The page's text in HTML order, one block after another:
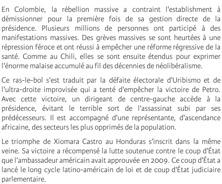
En Colombie, la rébellion massive a contraint l'establishment à
démissionner pour la première fois de sa gestion directe de la
présidence. Plusieurs millions de personnes ont participé à des
manifestations massives. Des grèves massives se sont heurtées à une
répression féroce et ont réussi à empêcher une réforme régressive de la
santé. Comme au Chili, elles se sont ensuite étendus pour exprimer
l'énorme malaise accumulé au fil des décennies de néolibéralisme.
Ce ras-le-bol s'est traduit par la défaite électorale d'Uribismo et de
l'ultra-droite improvisée qui a tenté d'empêcher la victoire de Petro.
Avec cette victoire, un dirigeant de centre-gauche accède à la
présidence, évitant le terrible sort de l'assassinat subi par ses
prédécesseurs. Il est accompagné d'une représentante, d'ascendance
africaine, des secteurs les plus opprimés de la population.
Le triomphe de Xiomara Castro au Honduras s'inscrit dans la même
veine. Sa victoire a récompensé la lutte soutenue contre le coup d'État
que l'ambassadeur américain avait approuvée en 2009. Ce coup d'État a
lancé le long cycle latino-américain de loi et de coup d'État judiciaire
parlementaire.